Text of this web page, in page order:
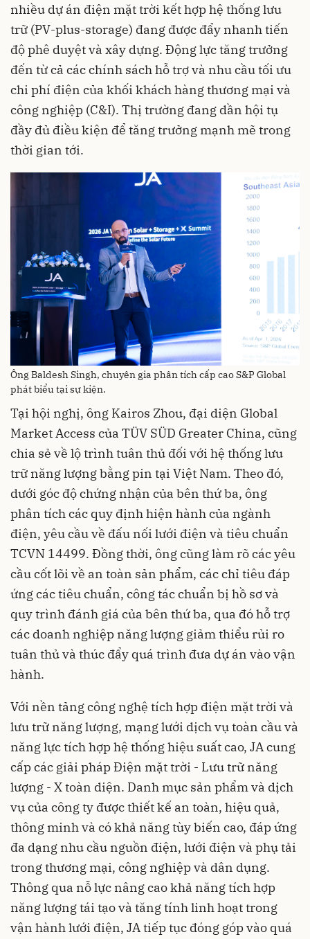
nhiều dự án điện mặt trời kết hợp hệ thống lưu
trữ (PV-plus-storage) đang được đẩy nhanh tiến
độ phê duyệt và xây dựng. Động lực tăng trưởng
đến từ cả các chính sách hỗ trợ và nhu cầu tối ưu
chi phí điện của khối khách hàng thương mại và
công nghiệp (C&I). Thị trường đang dần hội tụ
đầy đủ điều kiện để tăng trưởng mạnh mẽ trong
thời gian tới.
Ông Baldesh Singh, chuyên gia phân tích cấp cao S&P Global
phát biểu tại sự kiện.
Tại hội nghị, ông Kairos Zhou, đại diện Global
Market Access của TÜV SÜD Greater China, cũng
chia sẻ về lộ trình tuân thủ đối với hệ thống lưu
trữ năng lượng bằng pin tại Việt Nam. Theo đó,
dưới góc độ chứng nhận của bên thứ ba, ông
phân tích các quy định hiện hành của ngành
điện, yêu cầu về đấu nối lưới điện và tiêu chuẩn
TCVN 14499. Đồng thời, ông cũng làm rõ các yêu
cầu cốt lõi về an toàn sản phẩm, các chỉ tiêu đáp
ứng các tiêu chuẩn, công tác chuẩn bị hồ sơ và
quy trình đánh giá của bên thứ ba, qua đó hỗ trợ
các doanh nghiệp năng lượng giảm thiểu rủi ro
tuân thủ và thúc đẩy quá trình đưa dự án vào vận
hành.
Với nền tảng công nghệ tích hợp điện mặt trời và
lưu trữ năng lượng, mạng lưới dịch vụ toàn cầu và
năng lực tích hợp hệ thống hiệu suất cao, JA cung
cấp các giải pháp Điện mặt trời - Lưu trữ năng
lượng - X toàn diện. Danh mục sản phẩm và dịch
vụ của công ty được thiết kế an toàn, hiệu quả,
thông minh và có khả năng tùy biến cao, đáp ứng
đa dạng nhu cầu nguồn điện, lưới điện và phụ tải
trong thương mại, công nghiệp và dân dụng.
Thông qua nỗ lực nâng cao khả năng tích hợp
năng lượng tái tạo và tăng tính linh hoạt trong
vận hành lưới điện, JA tiếp tục đóng góp vào quá